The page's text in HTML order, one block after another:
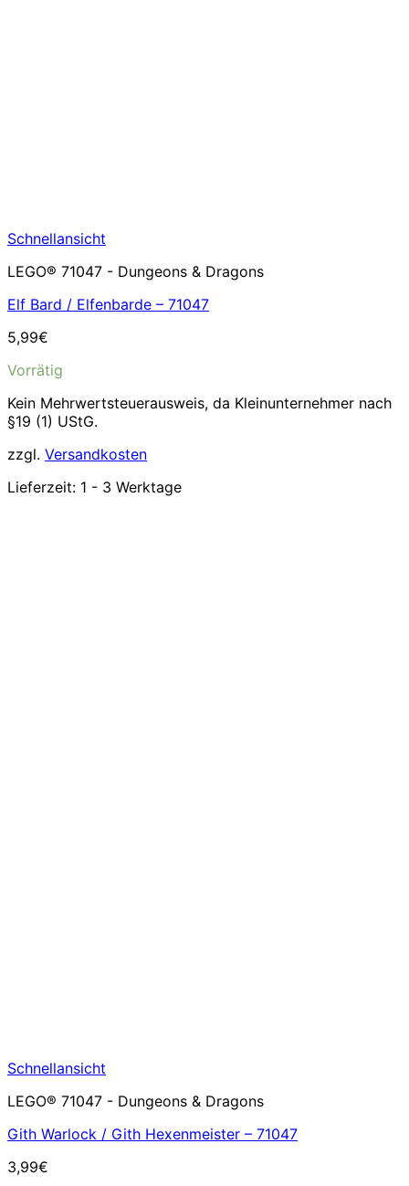
Schnellansicht
LEGO® 71047 - Dungeons & Dragons
Elf Bard / Elfenbarde – 71047
5,99€
Vorrätig
Kein Mehrwertsteuerausweis, da Kleinunternehmer nach
§19 (1) UStG.
zzgl. Versandkosten
Lieferzeit: 1 - 3 Werktage
Schnellansicht
LEGO® 71047 - Dungeons & Dragons
Gith Warlock / Gith Hexenmeister – 71047
3,99€